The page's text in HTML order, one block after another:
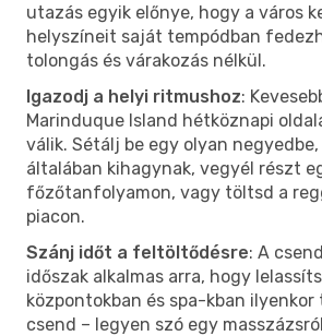
utazás egyik előnye, hogy a város
helyszíneit saját tempódban
tolongás és várakozás nélkül.
Igazodj a helyi ritmushoz:
Marinduque Island hétköznapi
válik. Sétálj be egy olyan
általában kihagynak, vegyél részt
főzőtanfolyamon, vagy töltsd a
piacon.
Szánj időt a feltöltődésre: A
időszak alkalmas arra, hogy
központokban és spa-kban ilyenkor
csend – legyen szó egy